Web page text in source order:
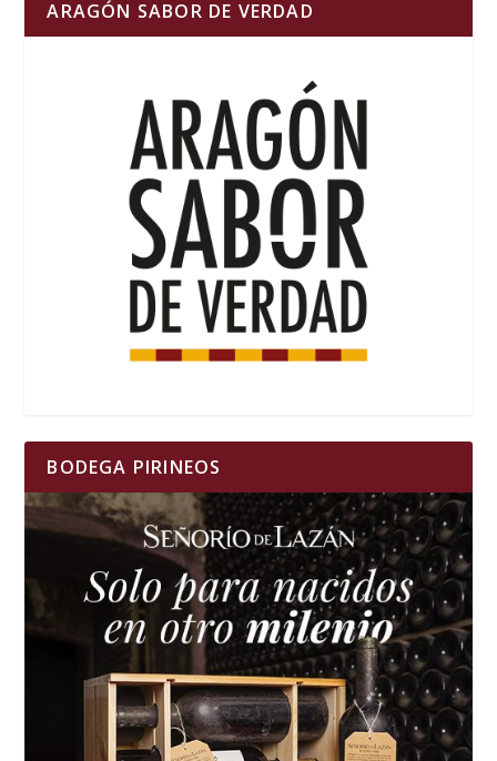
ARAGÓN SABOR DE VERDAD
BODEGA PIRINEOS